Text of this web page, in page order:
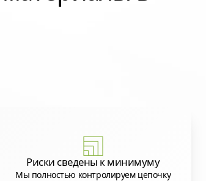
Риски сведены к минимуму
Мы полностью контролируем цепочку